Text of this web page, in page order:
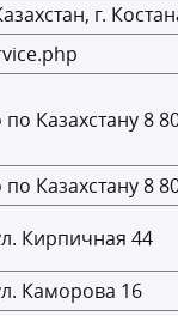
г.
Казахстану 8
Казахстану 8
Кирпичная 44
Каморова 16